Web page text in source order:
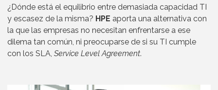
¿Dónde está el equilibrio entre demasiada capacidad TI
y escasez de la misma? HPE aporta una alternativa con
la que las empresas no necesitan enfrentarse a ese
dilema tan común, ni preocuparse de si su TI cumple
con los SLA, Service Level Agreement.